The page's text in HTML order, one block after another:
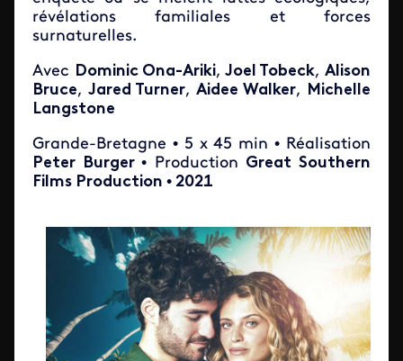
révélations familiales et forces
surnaturelles.
Avec Dominic Ona-Ariki, Joel Tobeck, Alison
Bruce, Jared Turner, Aidee Walker,
Michelle
Langstone
Grande-Bretagne • 5 x 45 min • Réalisation
Peter Burger • Production Great Southern
Films Production • 2021